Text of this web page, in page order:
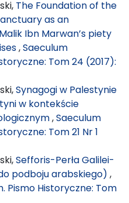
The Foundation of the
as an
Ibn Marwan’s piety
,Saeculum
Tom 24 (2017):
Synagogi w Palestynie
w kontekście
,Saeculum
Tom 21 Nr 1
Sefforis-Perła Galilei-
podboju arabskiego) ,
Pismo Historyczne: Tom